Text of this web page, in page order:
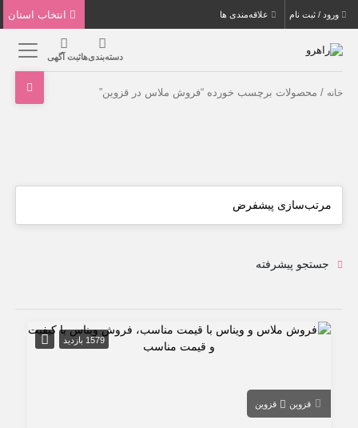
ورود / ثبت نام علاقه‌مندی ها
دسته‌بندی‌هاثبت آگهی
خانه / محصولات برچسب خورده “فروش ملاس در قزوین”
جستجو پیشرفته
1579 بازدید
قزوین قزوین